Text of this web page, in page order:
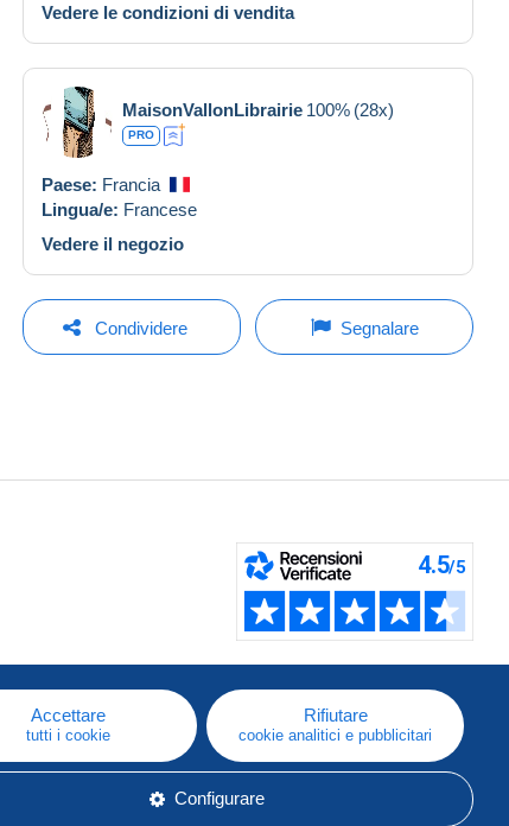
Vedere le condizioni di vendita
MaisonVallonLibrairie 100% (28x)
PRO
Paese: Francia
Lingua/e: Francese
Vedere il negozio
Condividere Segnalare
Accettare
tutti i cookie
Rifiutare
cookie analitici e pubblicitari
Configurare